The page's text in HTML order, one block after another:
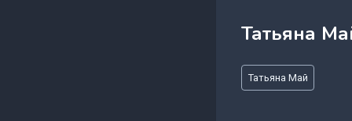
Татьяна
Метки
записи:
Татьяна Май